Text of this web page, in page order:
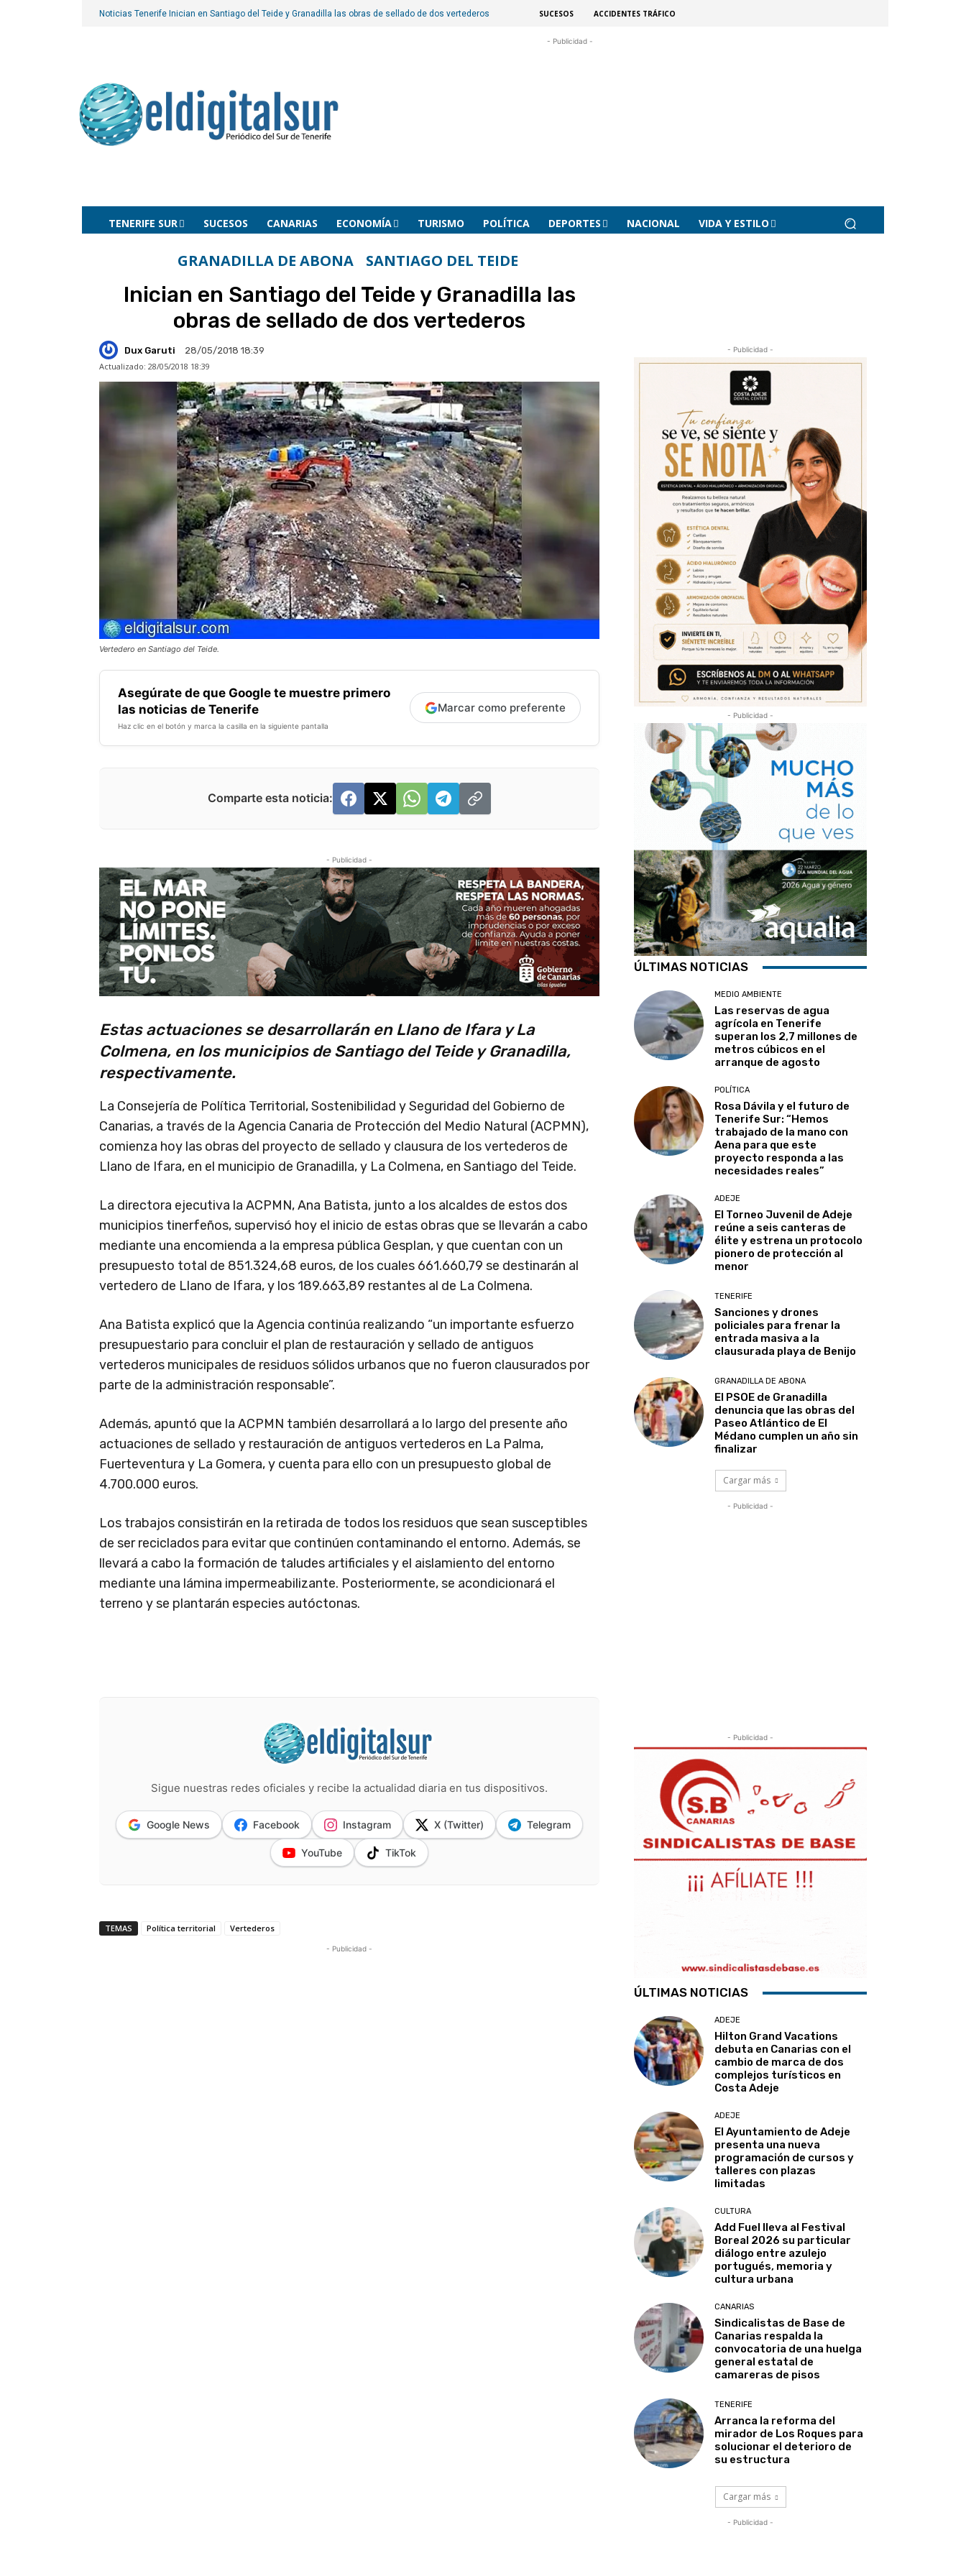
Noticias Tenerife Inician en Santiago del Teide y Granadilla las obras de sellado de dos vertederos SUCESOS ACCIDENTES TRÁFICO
- Publicidad -
TENERIFE SUR SUCESOS CANARIAS ECONOMÍA TURISMO POLÍTICA DEPORTES NACIONAL VIDA Y ESTILO
GRANADILLA DE ABONA SANTIAGO DEL TEIDE
Inician en Santiago del Teide y Granadilla las
obras de sellado de dos vertederos
Dux Garuti
28/05/2018 18:39
Actualizado: 28/05/2018 18:39
Vertedero en Santiago del Teide.
Asegúrate de que Google te muestre primero
las noticias de Tenerife
Haz clic en el botón y marca la casilla en la siguiente pantalla
Marcar como preferente
Comparte esta noticia:
- Publicidad -
Estas actuaciones se desarrollarán en Llano de Ifara y La
Colmena, en los municipios de Santiago del Teide yGranadilla,
respectivamente.
La Consejería de Política Territorial, Sostenibilidad y Seguridad del Gobierno de
Canarias, a través de la Agencia Canaria de Protección del Medio Natural (ACPMN),
comienza hoy las obras del proyecto de sellado y clausura de los vertederos de
Llano de Ifara, en el municipio de Granadilla, y La Colmena, en Santiago del Teide.
La directora ejecutiva la ACPMN, Ana Batista, junto a los alcaldes de estos dos
municipios tinerfeños, supervisó hoy el inicio de estas obras que se llevarán a cabo
mediante una encomienda a la empresa pública Gesplan, y que cuentan con un
presupuesto total de 851.324,68 euros, de los cuales 661.660,79 se destinarán al
vertedero de Llano de Ifara, y los 189.663,89 restantes al de La Colmena.
Ana Batista explicó que la Agencia continúa realizando “un importante esfuerzo
presupuestario para concluir el plan de restauración y sellado de antiguos
vertederos municipales de residuos sólidos urbanos que no fueron clausurados por
parte de la administración responsable”.
Además, apuntó que la ACPMN también desarrollará a lo largo del presente año
actuaciones de sellado y restauración de antiguos vertederos en La Palma,
Fuerteventura y La Gomera, y cuenta para ello con un presupuesto global de
4.700.000 euros.
Los trabajos consistirán en la retirada de todos los residuos que sean susceptibles
de ser reciclados para evitar que continúen contaminando el entorno. Además, se
llevará a cabo la formación de taludes artificiales y el aislamiento del entorno
mediante una lámina impermeabilizante. Posteriormente, se acondicionará el
terreno y se plantarán especies autóctonas.
Sigue nuestras redes oficiales y recibe la actualidad diaria en tus dispositivos.
Google News Facebook Instagram X (Twitter) Telegram
YouTube TikTok
TEMAS Política territorial Vertederos
- Publicidad -
- Publicidad -
- Publicidad -
ÚLTIMAS NOTICIAS
MEDIO AMBIENTE
Las reservas de agua
agrícola en Tenerife
superan los 2,7 millones de
metros cúbicos en el
arranque de agosto
POLÍTICA
Rosa Dávila y el futuro de
Tenerife Sur: “Hemos
trabajado de la mano con
Aena para que este
proyecto responda a las
necesidades reales”
ADEJE
El Torneo Juvenil de Adeje
reúne a seis canteras de
élite y estrena un protocolo
pionero de protección al
menor
TENERIFE
Sanciones y drones
policiales para frenar la
entrada masiva a la
clausurada playa de Benijo
GRANADILLA DE ABONA
El PSOE de Granadilla
denuncia que las obras del
Paseo Atlántico de El
Médano cumplen un año sin
finalizar
Cargar más
- Publicidad -
- Publicidad -
ÚLTIMAS NOTICIAS
ADEJE
Hilton Grand Vacations
debuta en Canarias con el
cambio de marca de dos
complejos turísticos en
Costa Adeje
ADEJE
El Ayuntamiento de Adeje
presenta una nueva
programación de cursos y
talleres con plazas
limitadas
CULTURA
Add Fuel lleva al Festival
Boreal 2026 su particular
diálogo entre azulejo
portugués, memoria y
cultura urbana
CANARIAS
Sindicalistas de Base de
Canarias respalda la
convocatoria de una huelga
general estatal de
camareras de pisos
TENERIFE
Arranca la reforma del
mirador de Los Roques para
solucionar el deterioro de
su estructura
Cargar más
- Publicidad -